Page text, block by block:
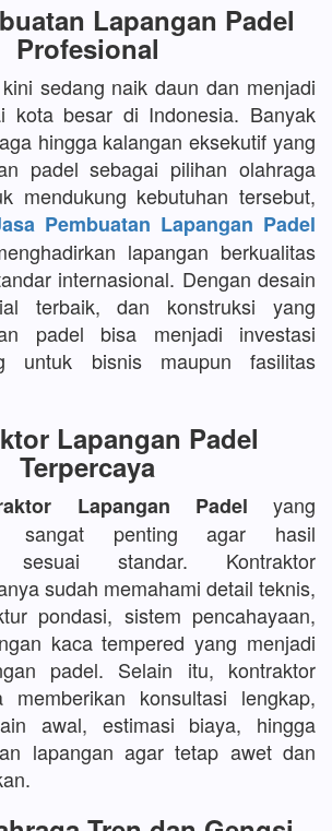
Lapangan Padel
Profesional
sedang naik daun dan menjadi
kota besar di Indonesia. Banyak
hingga kalangan eksekutif yang
padel sebagai pilihan olahraga
mendukung kebutuhan tersebut,
Pembuatan Lapangan Padel
lapangan berkualitas
internasional. Dengan desain
terbaik, dan konstruksi yang
padel bisa menjadi investasi
untuk bisnis maupun fasilitas
Lapangan Padel
Terpercaya
Lapangan Padel yang
sangat penting agar hasil
sesuai standar. Kontraktor
sudah memahami detail teknis,
pondasi, sistem pencahayaan,
kaca tempered yang menjadi
padel. Selain itu, kontraktor
memberikan konsultasi lengkap,
awal, estimasi biaya, hingga
lapangan agar tetap awet dan